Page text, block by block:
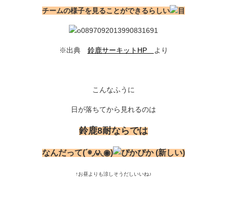
チームの様子を見ることができるらしい
※出典 鈴鹿サーキットHP より
こんなふうに
日が落ちてから見れるのは
鈴鹿8耐ならでは
なんだって(´◉◞౪◟◉)
↑お昼よりも涼しそうだしいいね♪